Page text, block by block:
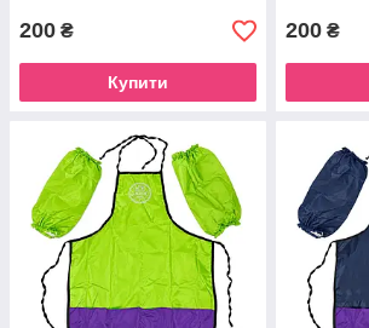
200 ₴
Купити
200 ₴